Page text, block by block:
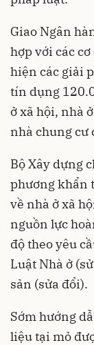
Giao Ngân
hợp với các
hiện các giải
tín dụng
ở xã hội, nhà
nhà chung cư
Bộ Xây dựng
phương khẩn
về nhà ở xã
nguồn lực
độ theo yêu
Luật Nhà ở
sản (sửa đổi).
Sớm hướng
liệu tại mỏ